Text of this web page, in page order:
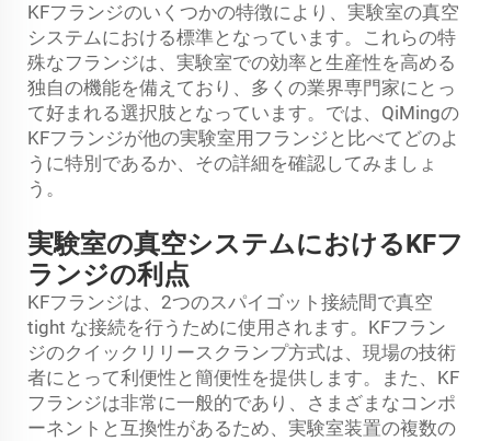
KFフランジのいくつかの特徴により、実験室の真空
システムにおける標準となっています。これらの特
殊なフランジは、実験室での効率と生産性を高める
独自の機能を備えており、多くの業界専門家にとっ
て好まれる選択肢となっています。では、QiMingの
KFフランジが他の実験室用フランジと比べてどのよ
うに特別であるか、その詳細を確認してみましょ
う。
実験室の真空システムにおけるKFフ
ランジの利点
KFフランジは、2つのスパイゴット接続間で真空
tight な接続を行うために使用されます。KFフラン
ジのクイックリリースクランプ方式は、現場の技術
者にとって利便性と簡便性を提供します。また、KF
フランジは非常に一般的であり、さまざまなコンポ
ーネントと互換性があるため、実験室装置の複数の